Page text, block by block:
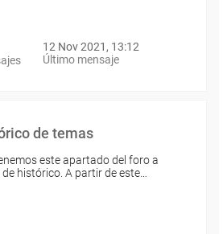
12 Nov 2021, 13:12
Último mensaje
de temas
este apartado del foro a
histórico. A partir de este…